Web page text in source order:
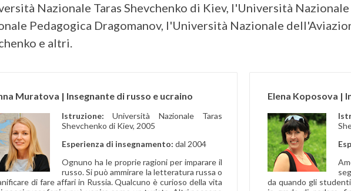
Nazionale Taras Shevchenko di Kiev, l'Università
Pedagogica Dragomanov, l'Università Nazionale
e altri.
Muratova | Insegnante di russo e ucraino
Istruzione:Università Nazionale Taras
Shevchenko di Kiev, 2005
Esperienza di insegnamento: dal 2004
Ognuno ha le proprie ragioni per imparare il
russo. Si può ammirare la letteratura russa o
di fare affari in Russia. Qualcuno è curioso della vita
Elena Koposova |
da quando gli